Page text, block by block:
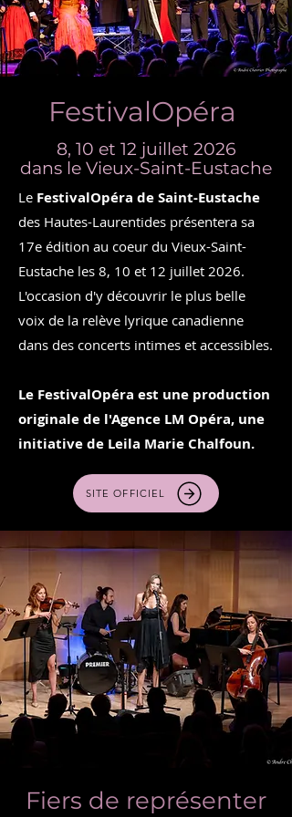
FestivalOpéra
8, 10 et 12 juillet 2026
dans le Vieux-Saint-Eustache
Le FestivalOpéra de Saint-Eustache
des Hautes-Laurentides présentera sa
17e édition au coeur du Vieux-Saint-
Eustache les 8, 10 et 12 juillet 2026.
L'occasion d'y découvrir le plus belle
voix de la relève lyrique canadienne
dans des concerts intimes et accessibles.
Le FestivalOpéra est une production
originale de l'Agence LM Opéra, une
initiative de Leila Marie Chalfoun.
SITE OFFICIEL
Fiers de représenter